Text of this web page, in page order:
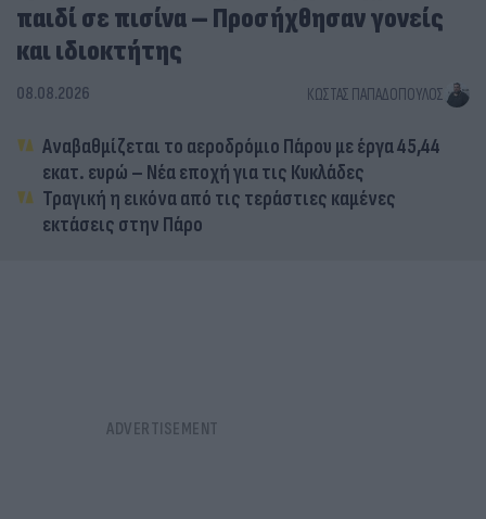
παιδί σε πισίνα – Προσήχθησαν γονείς
και ιδιοκτήτης
08.08.2026 ΚΏΣΤΑΣ ΠΑΠΑΔΌΠΟΥΛΟΣ
Αναβαθμίζεται το αεροδρόμιο Πάρου με έργα 45,44
εκατ. ευρώ – Νέα εποχή για τις Κυκλάδες
Τραγική η εικόνα από τις τεράστιες καμένες
εκτάσεις στην Πάρο